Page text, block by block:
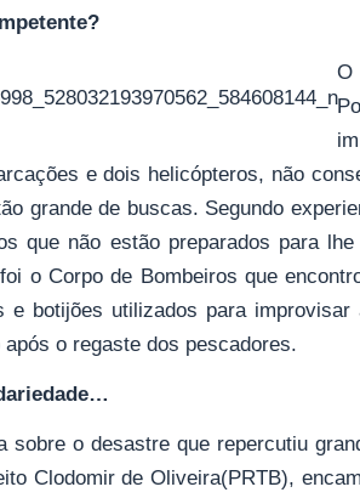
O
e dois helicópteros, não
grande de buscas. Segundo
que não estão preparados para
o Corpo de Bombeiros que
e botijões utilizados para
após o regaste dos pescadores.
sobre o desastre que repercutiu
Clodomir de Oliveira(PRTB),